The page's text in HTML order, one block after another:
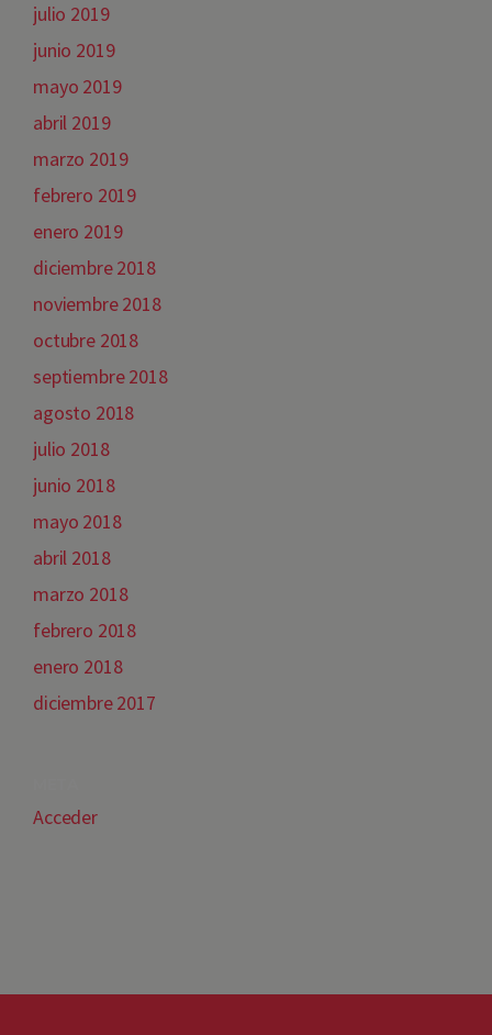
julio 2019
junio 2019
mayo 2019
abril 2019
marzo 2019
febrero 2019
enero 2019
diciembre 2018
noviembre 2018
octubre 2018
septiembre 2018
agosto 2018
julio 2018
junio 2018
mayo 2018
abril 2018
marzo 2018
febrero 2018
enero 2018
diciembre 2017
Acceder